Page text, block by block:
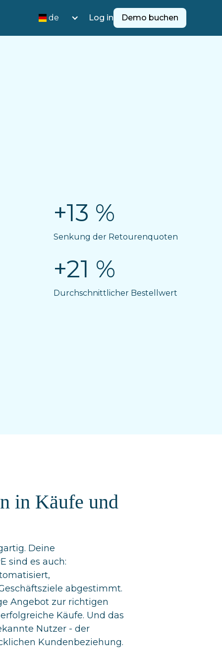
de Log in Demo buchen
+13 %
Senkung der Retourenquoten
+21 %
Durchschnittlicher Bestellwert
in Käufe und
Deine
sind es auch:
abgestimmt.
Angebot zur richtigen
Käufe. Und das
Nutzer - der
Kundenbeziehung.